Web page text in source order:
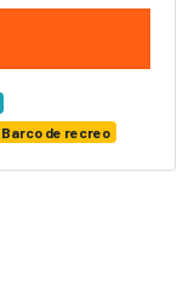
Barco de recreo